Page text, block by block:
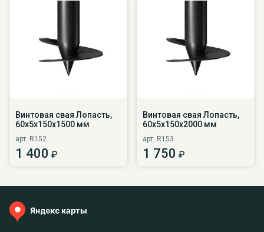
Винтовая свая Лопасть,
60х5х150х1500 мм
арт. R152
1 400 ₽
Винтовая свая Лопасть,
60х5х150х2000 мм
арт. R153
1 750 ₽